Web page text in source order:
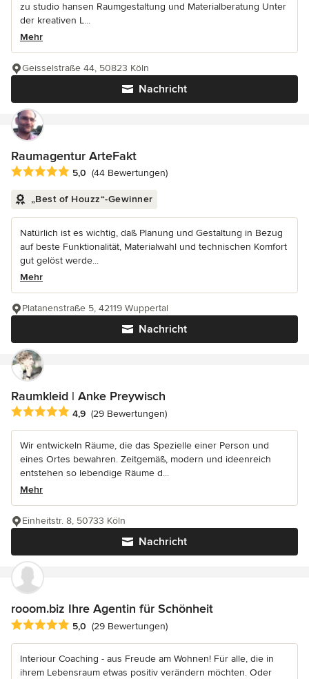
zu studio hansen Raumgestaltung und Materialberatung Unter
der kreativen L...
Mehr
Nachricht
Geisselstraße 44, 50823 Köln
Raumagentur ArteFakt
Durchschnittliche Bewertung: 5 von 5 Sternen
5,0 (44 Bewertungen)
„Best of Houzz“-Gewinner
Natürlich ist es wichtig, daß Planung und Gestaltung in Bezug
auf beste Funktionalität, Materialwahl und technischen Komfort
gut gelöst werde...
Mehr
Nachricht
Platanenstraße 5, 42119 Wuppertal
Raumkleid | Anke Preywisch
Durchschnittliche Bewertung: 4.9 von 5 Sternen
4,9 (29 Bewertungen)
Wir entwickeln Räume, die das Spezielle einer Person und
eines Ortes bewahren. Zeitgemäß, modern und ideenreich
entstehen so lebendige Räume d...
Mehr
Nachricht
Einheitstr. 8, 50733 Köln
rooom.biz Ihre Agentin für Schönheit
Durchschnittliche Bewertung: 5 von 5 Sternen
5,0 (29 Bewertungen)
Interiour Coaching - aus Freude am Wohnen! Für alle, die in
ihrem Lebensraum etwas positiv verändern möchten. Oder